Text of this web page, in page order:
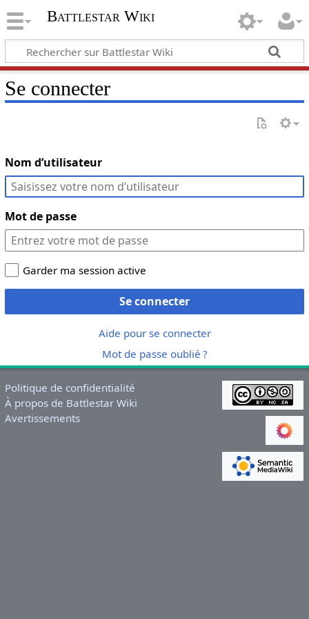
Battlestar Wiki
Se connecter
Nom d’utilisateur
Mot de passe
Garder ma session active
Se connecter
Aide pour se connecter
Mot de passe oublié ?
Politique de confidentialité
À propos de Battlestar Wiki
Avertissements